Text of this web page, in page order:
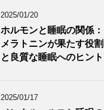
2025/01/20
ホルモンと睡眠の関係：
メラトニンが果たす役割
と良質な睡眠へのヒント
2025/01/17